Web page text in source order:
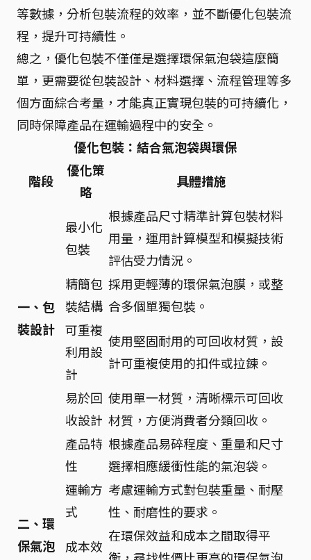
等數據，分析包裝流程的效率，並不斷優化包裝流
程，提升可持續性。
總之，優化包裝不僅僅是選擇環保氣泡袋這麼簡
單，更需要從包裝設計、材料選擇、流程管理等多
個方面綜合考量，才能真正實現包裝的可持續化，
同時保障產品在運輸過程中的安全。
優化包裝：結合氣泡袋與環保
階段
優化策
略
具體措施
一、包
裝設計
最小化
包裝
根據產品尺寸精準計算包裝材料
用量，運用計算模型和模擬技術
評估受力情況。
精簡包
裝結構
採用更輕薄的環保氣泡膜，或整
合多個單獨包裝。
可重複
利用設
計
使用堅固耐用的可回收材質，設
計可重複使用的扣件或拉鍊。
易於回
收設計
使用單一材質，清晰標示可回收
材質，方便消費者分類回收。
二、環
保氣泡
產品特
性
根據產品易碎程度、重量和尺寸
選擇相應緩衝性能的氣泡袋。
運輸方
式
考慮運輸方式對包裝重量、耐壓
性、耐磨性的要求。
成本效
在環保效益和成本之間取得平